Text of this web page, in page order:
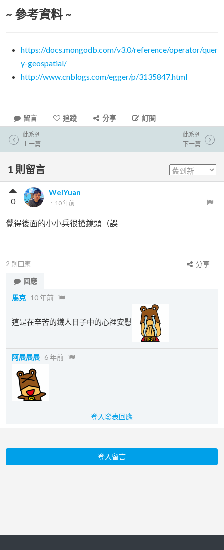
~ 參考資料 ~
https://docs.mongodb.com/v3.0/reference/operator/quer
y-geospatial/
http://www.cnblogs.com/egger/p/3135847.html
留言 追蹤 分享 訂閱
此系列
上一篇
此系列
下一篇
1 則留言
WeiYuan
． 10 年前
0
覺得後面的小小兵很搶鏡頭（誤
2 則回應
分享
回應
馬克 10 年前
這是在辛苦的鐵人日子中的心裡安慰
阿展展展 6 年前
登入發表回應
登入留言